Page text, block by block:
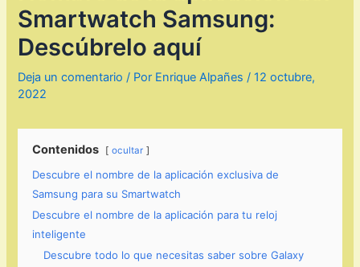
Smartwatch Samsung:
Descúbrelo aquí
Deja un comentario / Por Enrique Alpañes/12 octubre,
2022
Contenidos ocultar
Descubre el nombre de la aplicación exclusiva de
Samsung para su Smartwatch
Descubre el nombre de la aplicación para tu reloj
inteligente
Descubre todo lo que necesitas saber sobre Galaxy